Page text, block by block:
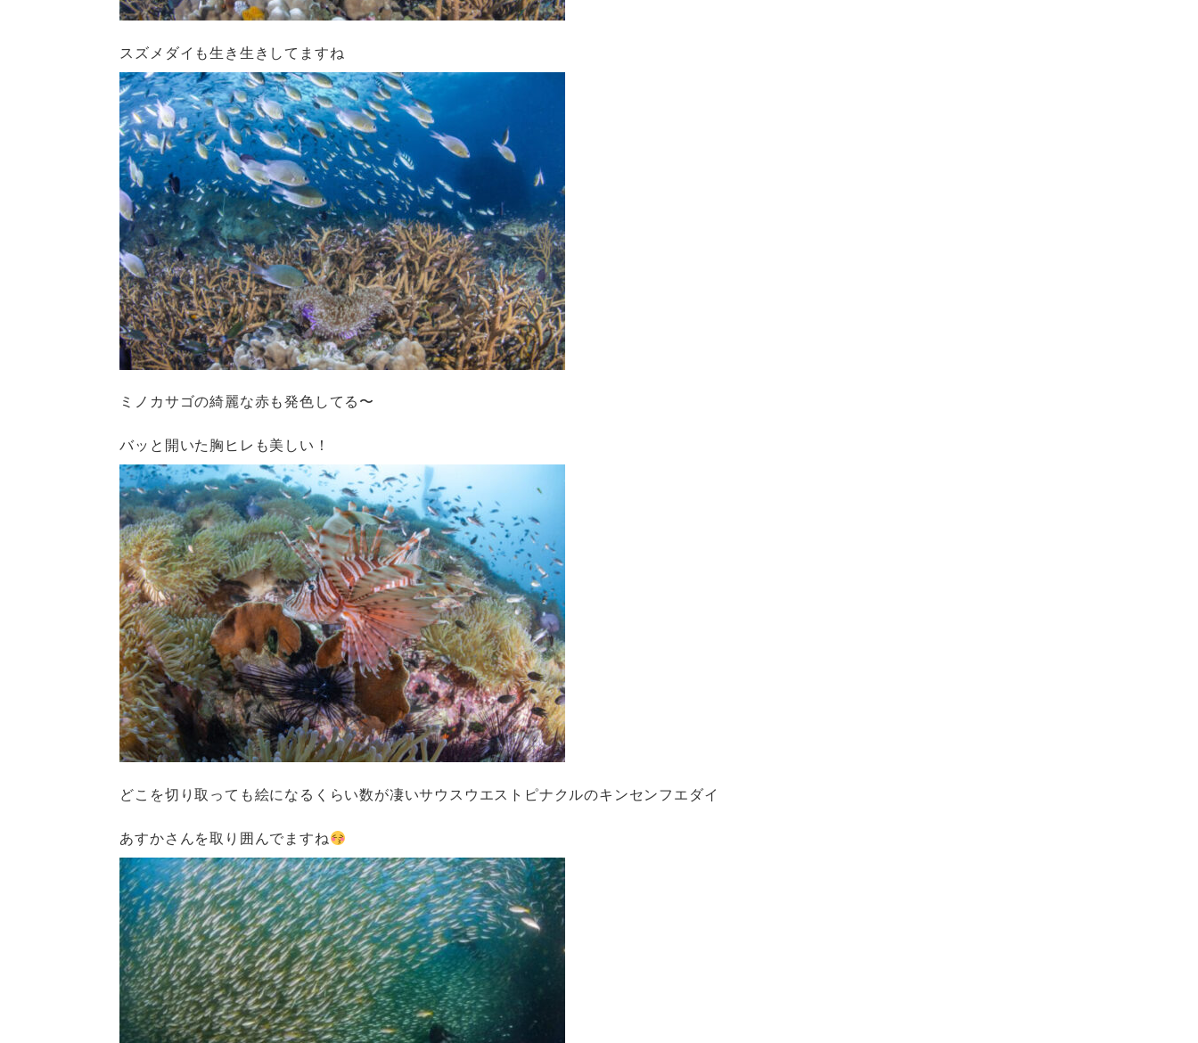
スズメダイも生き生きしてますね
ミノカサゴの綺麗な赤も発色してる〜
バッと開いた胸ヒレも美しい！
どこを切り取っても絵になるくらい数が凄いサウスウエストピナクルのキンセンフエダイ
あすかさんを取り囲んでますね